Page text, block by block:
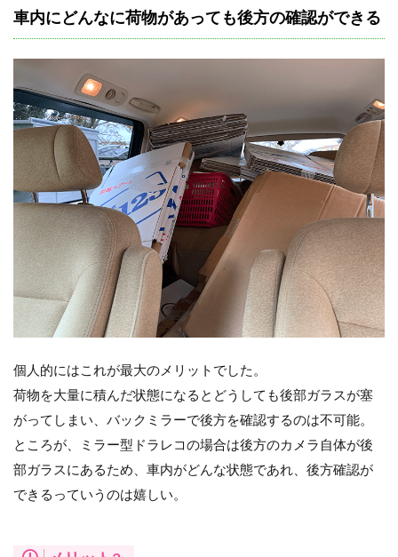
車内にどんなに荷物があっても後方の確認ができる
個人的にはこれが最大のメリットでした。
荷物を大量に積んだ状態になるとどうしても後部ガラスが塞
がってしまい、バックミラーで後方を確認するのは不可能。
ところが、ミラー型ドラレコの場合は後方のカメラ自体が後
部ガラスにあるため、車内がどんな状態であれ、後方確認が
できるっていうのは嬉しい。